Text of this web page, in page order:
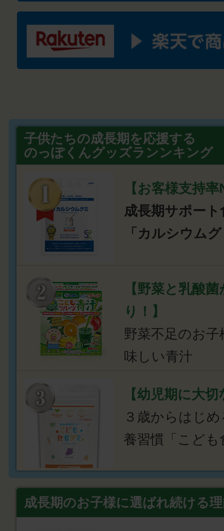
子供たちの成長期を応援する
のっぽくんグッズランンキング
【お客様支持
成長期サポート
「カルシウム
【野菜と乳酸
り！】
野菜不足のお
味しい青汁
【幼児期に大
３歳からはじ
養習慣「こども
成長期のお子様に選ばれ続ける